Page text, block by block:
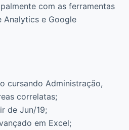
com as ferramentas
Analytics e Google
cursando Administração,
correlatas;
de Jun/19;
em Excel;